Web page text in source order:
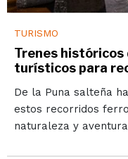
TURISMO
Trenes históricos
turísticos para
De la Puna salteña
estos recorridos
naturaleza y